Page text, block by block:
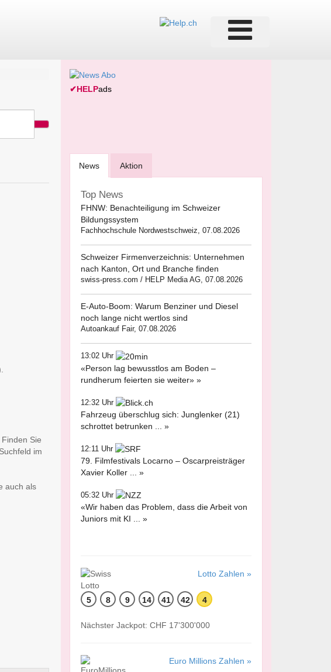
Sie
im
auch als
✔HELPads
News Aktion
Top News
FHNW: Benachteiligung im Schweizer
Bildungssystem
Fachhochschule Nordwestschweiz, 07.08.2026
Schweizer Firmenverzeichnis: Unternehmen
nach Kanton, Ort und Branche finden
swiss-press.com / HELP Media AG, 07.08.2026
E-Auto-Boom: Warum Benziner und Diesel
noch lange nicht wertlos sind
Autoankauf Fair, 07.08.2026
13:02 Uhr
«Person lag bewusstlos am Boden –
rundherum feierten sie weiter» »
12:32 Uhr
Fahrzeug überschlug sich: Junglenker (21)
schrottet betrunken ... »
12:11 Uhr
79. Filmfestivals Locarno – Oscarpreisträger
Xavier Koller ... »
05:32 Uhr
«Wir haben das Problem, dass die Arbeit von
Juniors mit KI ... »
Lotto Zahlen »
5 8 9 14 41 42 4
Nächster Jackpot: CHF 17'300'000
Euro Millions Zahlen »